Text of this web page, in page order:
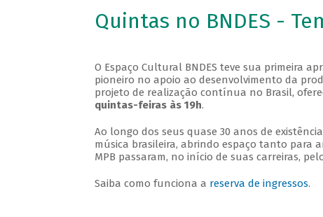
Quintas no BNDES -
O Espaço Cultural BNDES teve sua primeira
pioneiro no apoio ao desenvolvimento da
projeto de realização contínua no Brasil,
quintas-feiras às 19h.
Ao longo dos seus quase 30 anos de
música brasileira, abrindo espaço tanto para
MPB passaram, no início de suas carreiras,
Saiba como funciona a reserva de ingressos.